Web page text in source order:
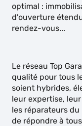
optimal :
d'ouverture
rendez-vous...
Le réseau Top
qualité pour tous
soient hybrides,
leur expertise,
les réparateurs du
de répondre à